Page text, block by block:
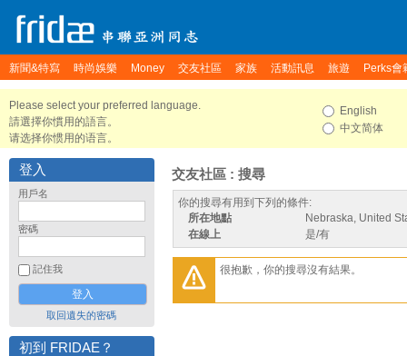
新聞&特寫 時尚娛樂 Money 交友社區 家族 活動訊息 旅遊 Perks會
Please select your preferred language.
請選擇你慣用的語言。
请选择你惯用的语言。
English
中文简体
登入
用戶名
密碼
記住我
取回遺失的密碼
初到 FRIDAE？
交友社區 : 搜尋
你的搜尋有用到下列的條件:
所在地點
Nebraska, United
在線上
是/有
很抱歉，你的搜尋沒有結果。